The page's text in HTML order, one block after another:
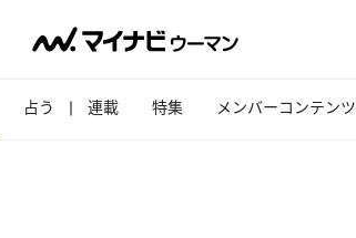
占う 連載 特集 メンバーコンテンツ